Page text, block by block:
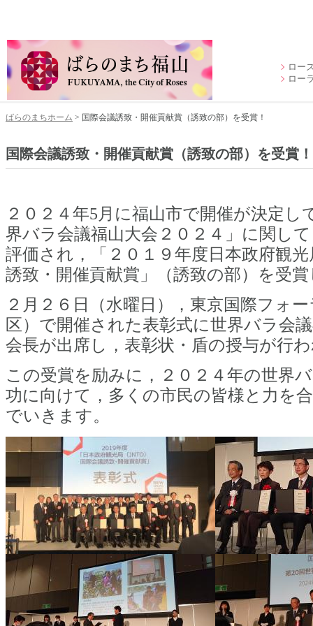
ロー
ロー
ばらのまちホーム > 国際会議誘致・開催貢献賞（誘致の部）を受賞！
国際会議誘致・開催貢献賞（誘致の部）を受賞！
２０２４年5月に福山市で開催が決定し
界バラ会議福山大会２０２４」に関し
評価され，「２０１９年度日本政府観
誘致・開催貢献賞」（誘致の部）を受
２月２６日（水曜日），東京国際フォ
区）で開催された表彰式に世界バラ会
会長が出席し，表彰状・盾の授与が行
この受賞を励みに，２０２４年の世界
功に向けて，多くの市民の皆様と力を
でいきます。